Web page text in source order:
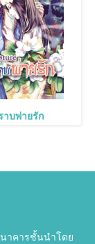
าบพ่ายรัก
าคารชั้นนำโดย